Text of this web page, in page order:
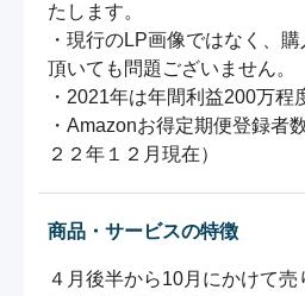
たします。
・現行のLP画像ではなく、
頂いても問題ございません。
・2021年は年間利益200万程
・Amazonお得定期便登録者
２２年１２月現在）
商品・サービスの特徴
４月後半から10月にかけて